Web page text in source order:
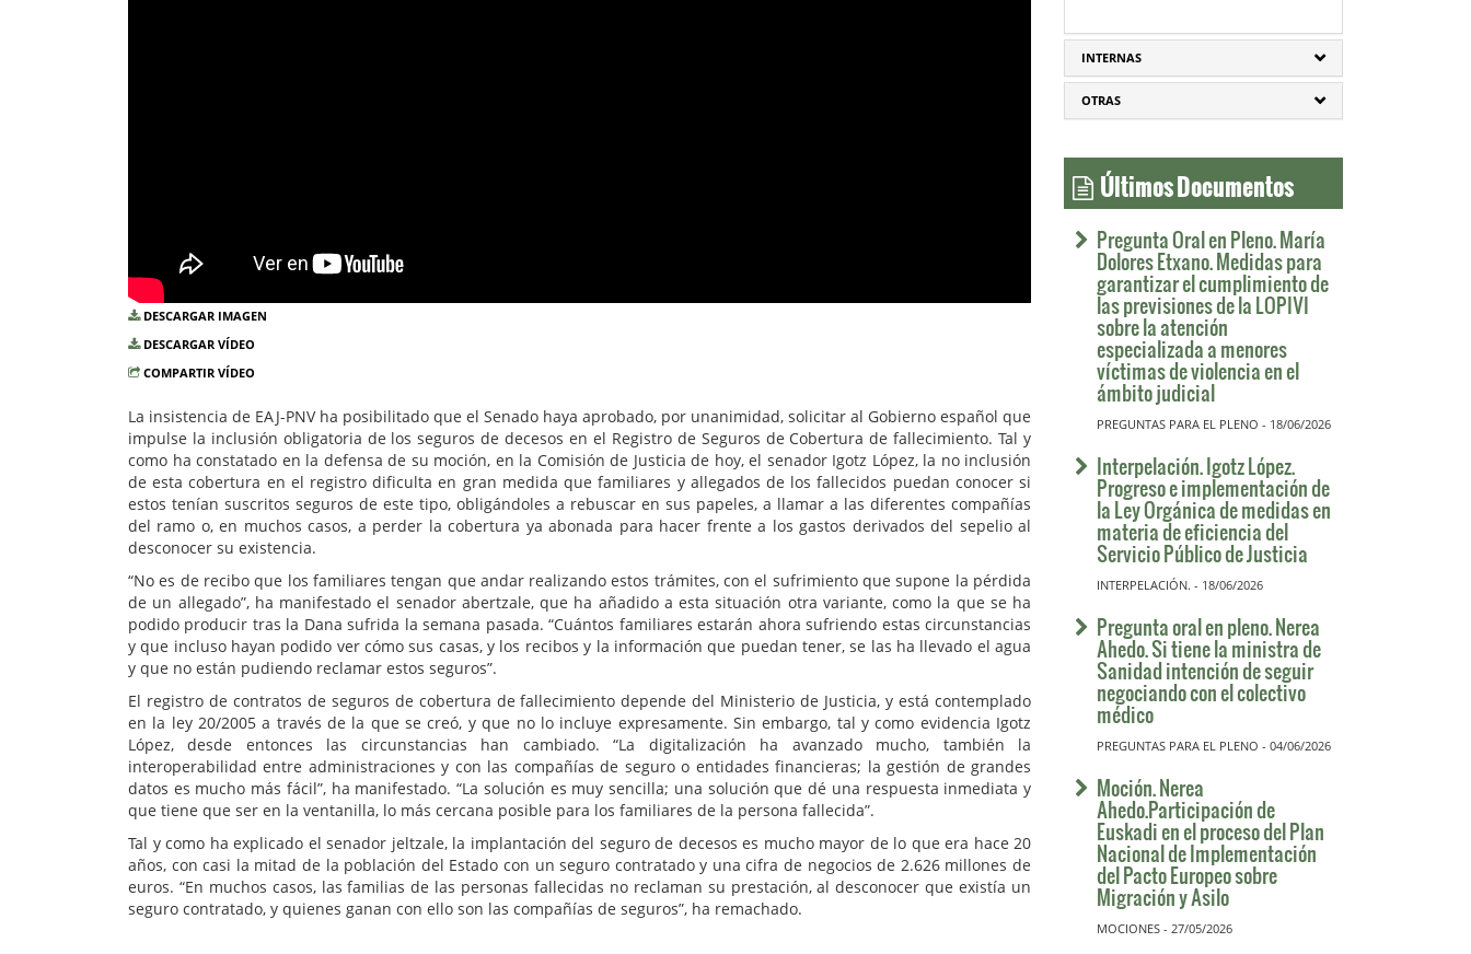
DESCARGAR IMAGEN
DESCARGAR VÍDEO
COMPARTIR VÍDEO
La insistencia de EAJ-PNV ha posibilitado que el Senado haya aprobado, por unanimidad, solicitar al Gobierno español que
impulse la inclusión obligatoria de los seguros de decesos en el Registro de Seguros de Cobertura de fallecimiento. Tal y
como ha constatado en la defensa de su moción, en la Comisión de Justicia de hoy, el senador Igotz López, la no inclusión
de esta cobertura en el registro dificulta en gran medida que familiares y allegados de los fallecidos puedan conocer si
estos tenían suscritos seguros de este tipo, obligándoles a rebuscar en sus papeles, a llamar a las diferentes compañías
del ramo o, en muchos casos, a perder la cobertura ya abonada para hacer frente a los gastos derivados del sepelio al
desconocer su existencia.
“No es de recibo que los familiares tengan que andar realizando estos trámites, con el sufrimiento que supone la pérdida
de un allegado”, ha manifestado el senador abertzale, que ha añadido a esta situación otra variante, como la que se ha
podido producir tras la Dana sufrida la semana pasada. “Cuántos familiares estarán ahora sufriendo estas circunstancias
y que incluso hayan podido ver cómo sus casas, y los recibos y la información que puedan tener, se las ha llevado el agua
y que no están pudiendo reclamar estos seguros”.
El registro de contratos de seguros de cobertura de fallecimiento depende del Ministerio de Justicia, y está contemplado
en la ley 20/2005 a través de la que se creó, y que no lo incluye expresamente. Sin embargo, tal y como evidencia Igotz
López, desde entonces las circunstancias han cambiado. “La digitalización ha avanzado mucho, también la
interoperabilidad entre administraciones y con las compañías de seguro o entidades financieras; la gestión de grandes
datos es mucho más fácil”, ha manifestado. “La solución es muy sencilla; una solución que dé una respuesta inmediata y
que tiene que ser en la ventanilla, lo más cercana posible para los familiares de la persona fallecida”.
Tal y como ha explicado el senador jeltzale, la implantación del seguro de decesos es mucho mayor de lo que era hace 20
años, con casi la mitad de la población del Estado con un seguro contratado y una cifra de negocios de 2.626 millones de
euros. “En muchos casos, las familias de las personas fallecidas no reclaman su prestación, al desconocer que existía un
seguro contratado, y quienes ganan con ello son las compañías de seguros”, ha remachado.
INTERNAS
OTRAS
Últimos Documentos
Pregunta Oral en Pleno. María
Dolores Etxano. Medidas para
garantizar el cumplimiento de
las previsiones de la LOPIVI
sobre la atención
especializada a menores
víctimas de violencia en el
ámbito judicial
PREGUNTAS PARA EL PLENO - 18/06/2026
Interpelación. Igotz López.
Progreso e implementación de
la Ley Orgánica de medidas en
materia de eficiencia del
Servicio Público de Justicia
INTERPELACIÓN. - 18/06/2026
Pregunta oral en pleno. Nerea
Ahedo. Si tiene la ministra de
Sanidad intención de seguir
negociando con el colectivo
médico
PREGUNTAS PARA EL PLENO - 04/06/2026
Moción. Nerea
Ahedo.Participación de
Euskadi en el proceso del Plan
Nacional de Implementación
del Pacto Europeo sobre
Migración y Asilo
MOCIONES - 27/05/2026